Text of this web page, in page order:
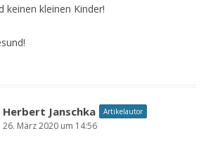
keinen kleinen Kinder!
Herbert Janschka Artikelautor
26. März 2020 um 14:56